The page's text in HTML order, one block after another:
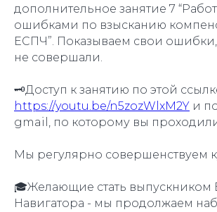
дополнительное занятие 7
ошибками по взысканию
ЕСПЧ”. Показываем свои
не совершали.
🗝Доступ к занятию по этой
https://youtu.be/n5zozWlxM2Y и
gmail, по которому вы
Мы регулярно совершенствуем
🎓Желающие стать выпускником
Навигатора - мы продолжаем